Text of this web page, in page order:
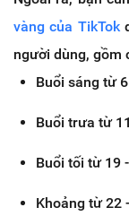
vàng của TikTok
người dùng, gồm
Buổi sáng từ
Buổi trưa từ
Buổi tối từ 19
Khoảng từ 22